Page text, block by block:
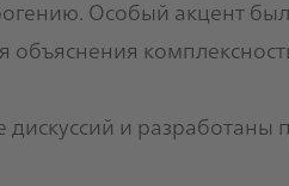
Особый акцент
и разработаны